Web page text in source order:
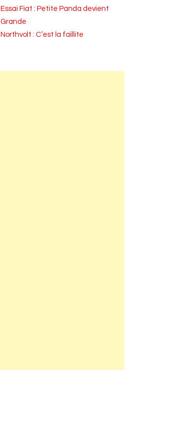
Essai Fiat : Petite Panda devient
Grande
Northvolt : C’est la faillite